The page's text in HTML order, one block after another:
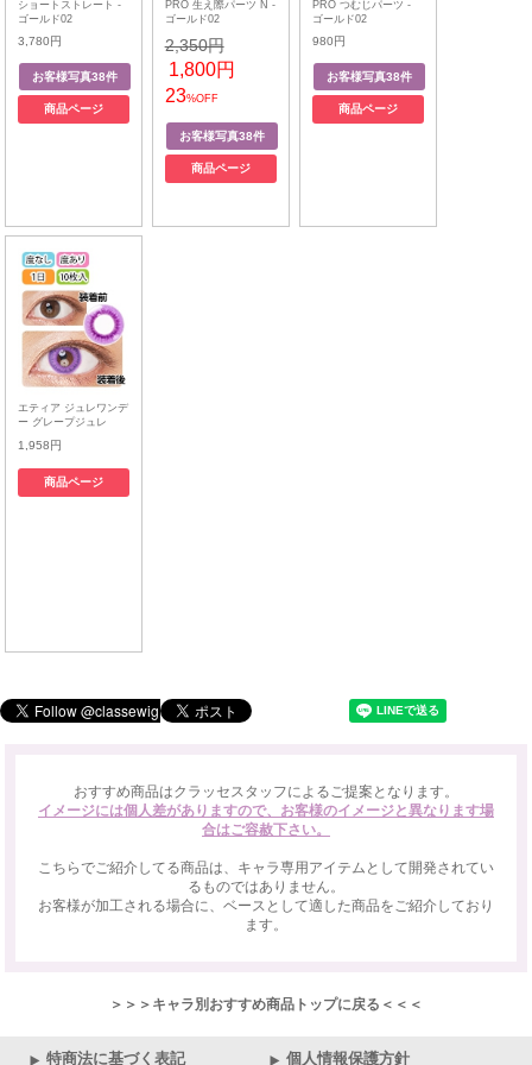
ショートストレート -
ゴールド02
3,780円
商品ページ
PRO 生え際パーツ N -
ゴールド02
2,350円
1,800円
23%OFF
商品ページ
PRO つむじパーツ -
ゴールド02
980円
商品ページ
エティア ジュレワンデ
ー グレープジュレ
1,958円
商品ページ
おすすめ商品はクラッセスタッフによるご提案となります。
イメージには個人差がありますので、お客様のイメージと異なります場
合はご容赦下さい。
こちらでご紹介してる商品は、キャラ専用アイテムとして開発されてい
るものではありません。
お客様が加工される場合に、ベースとして適した商品をご紹介しており
ます。
＞＞＞キャラ別おすすめ商品トップに戻る＜＜＜
特商法に基づく表記 個人情報保護方針